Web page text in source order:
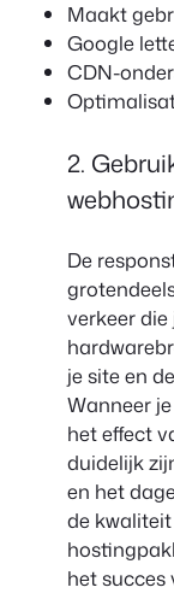
Maakt
Google
CDN-
2.
De
verkeer
je site en
Wanneer
het effect
duidelijk
en het
de
het succes